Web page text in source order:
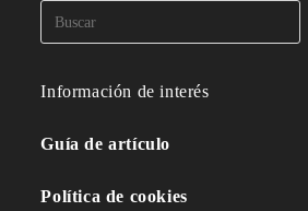
Información de interés
Guía de artículo
Política de cookies